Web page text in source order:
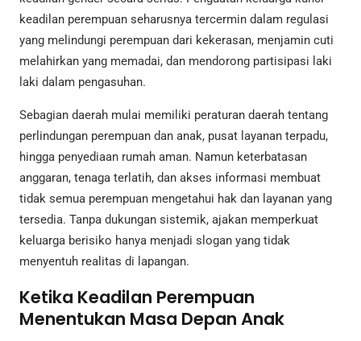
keadilan perempuan seharusnya tercermin dalam regulasi
yang melindungi perempuan dari kekerasan, menjamin cuti
melahirkan yang memadai, dan mendorong partisipasi laki
laki dalam pengasuhan.
Sebagian daerah mulai memiliki peraturan daerah tentang
perlindungan perempuan dan anak, pusat layanan terpadu,
hingga penyediaan rumah aman. Namun keterbatasan
anggaran, tenaga terlatih, dan akses informasi membuat
tidak semua perempuan mengetahui hak dan layanan yang
tersedia. Tanpa dukungan sistemik, ajakan memperkuat
keluarga berisiko hanya menjadi slogan yang tidak
menyentuh realitas di lapangan.
Ketika Keadilan Perempuan
Menentukan Masa Depan Anak